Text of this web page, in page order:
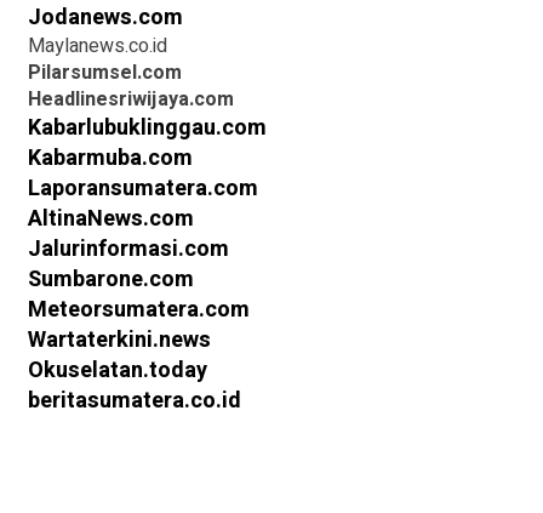
Jodanews.com
Maylanews.co.id
Pilarsumsel.com
Headlinesriwijaya.com
Kabarlubuklinggau.com
Kabarmuba.com
Laporansumatera.com
AltinaNews.com
Jalurinformasi.com
Sumbarone.com
Meteorsumatera.com
Wartaterkini.news
Okuselatan.today
beritasumatera.co.id